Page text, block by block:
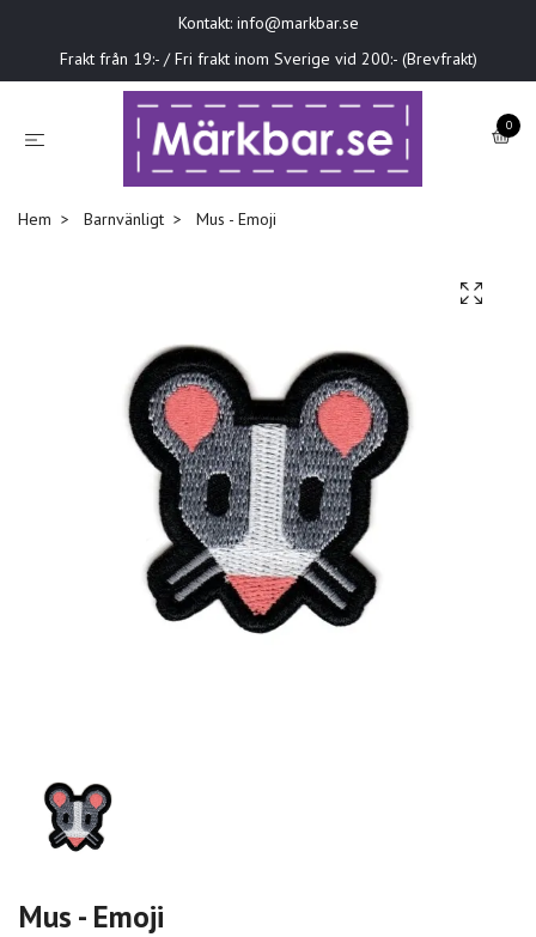
Kontakt: info@markbar.se
Frakt från 19:- / Fri frakt inom Sverige vid 200:- (Brevfrakt)
0
Hem Barnvänligt Mus - Emoji
Mus - Emoji